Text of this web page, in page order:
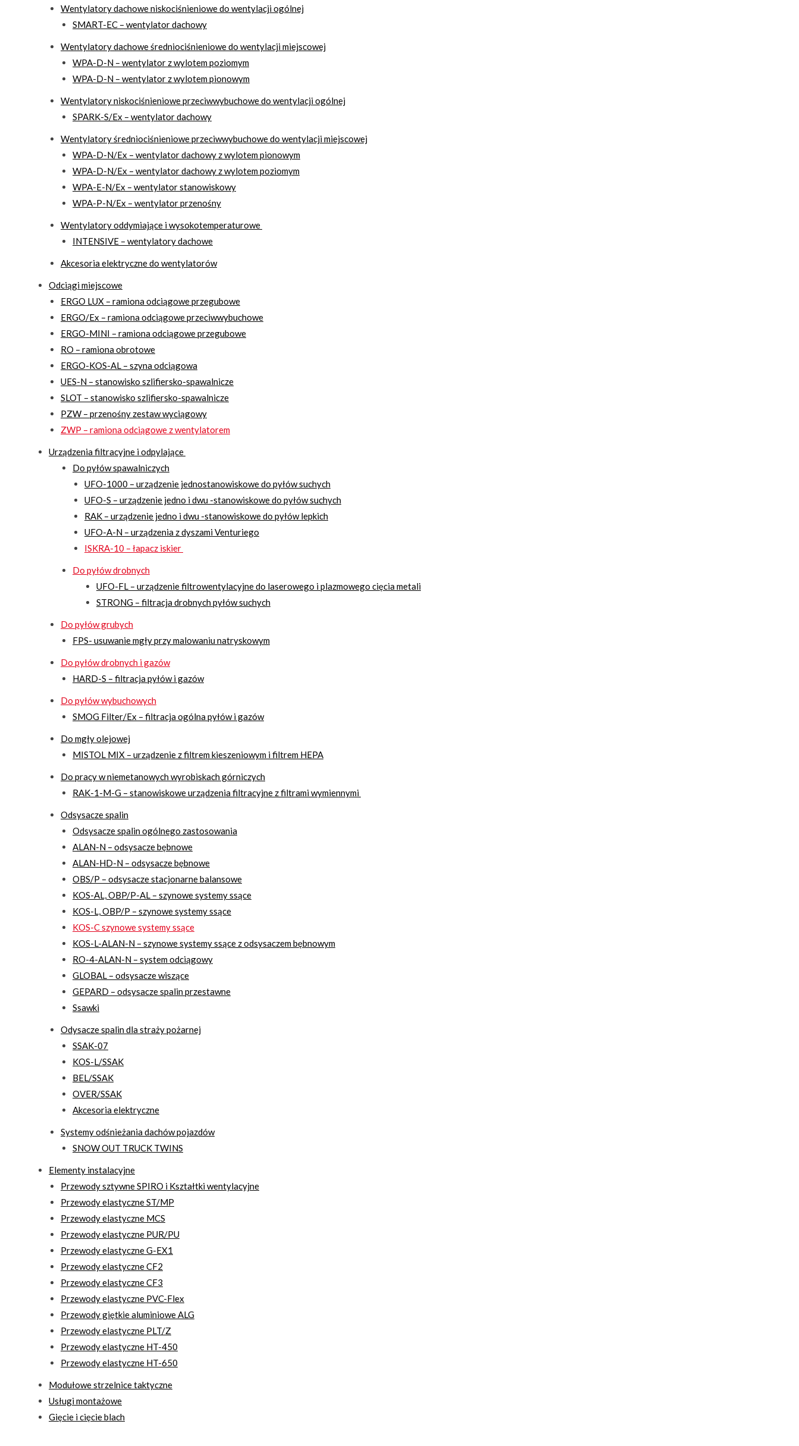
Wentylatory dachowe niskociśnieniowe do wentylacji ogólnej
SMART-EC – wentylator dachowy
Wentylatory dachowe średniociśnieniowe do wentylacji miejscowej
WPA-D-N – wentylator z wylotem poziomym
WPA-D-N – wentylator z wylotem pionowym
Wentylatory niskociśnieniowe przeciwwybuchowe do wentylacji ogólnej
SPARK-S/Ex – wentylator dachowy
Wentylatory średniociśnieniowe przeciwwybuchowe do wentylacji miejscowej
WPA-D-N/Ex – wentylator dachowy z wylotem pionowym
WPA-D-N/Ex – wentylator dachowy z wylotem poziomym
WPA-E-N/Ex – wentylator stanowiskowy
WPA-P-N/Ex – wentylator przenośny
Wentylatory oddymiające i wysokotemperaturowe
INTENSIVE – wentylatory dachowe
Akcesoria elektryczne do wentylatorów
Odciągi miejscowe
ERGO LUX – ramiona odciągowe przegubowe
ERGO/Ex – ramiona odciągowe przeciwwybuchowe
ERGO-MINI – ramiona odciągowe przegubowe
RO – ramiona obrotowe
ERGO-KOS-AL – szyna odciągowa
UES-N – stanowisko szlifiersko-spawalnicze
SLOT – stanowisko szlifiersko-spawalnicze
PZW – przenośny zestaw wyciągowy
ZWP – ramiona odciągowe z wentylatorem
Urządzenia filtracyjne i odpylające
Do pyłów spawalniczych
UFO-1000 – urządzenie jednostanowiskowe do pyłów suchych
UFO-S – urządzenie jedno i dwu -stanowiskowe do pyłów suchych
RAK – urządzenie jedno i dwu -stanowiskowe do pyłów lepkich
UFO-A-N – urządzenia z dyszami Venturiego
ISKRA-10 – łapacz iskier
Do pyłów drobnych
UFO-FL – urządzenie filtrowentylacyjne do laserowego i plazmowego cięcia metali
STRONG – filtracja drobnych pyłów suchych
Do pyłów grubych
FPS- usuwanie mgły przy malowaniu natryskowym
Do pyłów drobnych i gazów
HARD-S – filtracja pyłów i gazów
Do pyłów wybuchowych
SMOG Filter/Ex – filtracja ogólna pyłów i gazów
Do mgły olejowej
MISTOL MIX – urządzenie z filtrem kieszeniowym i filtrem HEPA
Do pracy w niemetanowych wyrobiskach górniczych
RAK-1-M-G – stanowiskowe urządzenia filtracyjne z filtrami wymiennymi
Odsysacze spalin
Odsysacze spalin ogólnego zastosowania
ALAN-N – odsysacze bębnowe
ALAN-HD-N – odsysacze bębnowe
OBS/P – odsysacze stacjonarne balansowe
KOS-AL, OBP/P-AL – szynowe systemy ssące
KOS-L, OBP/P – szynowe systemy ssące
KOS-C szynowe systemy ssące
KOS-L-ALAN-N – szynowe systemy ssące z odsysaczem bębnowym
RO-4-ALAN-N – system odciągowy
GLOBAL – odsysacze wiszące
GEPARD – odsysacze spalin przestawne
Ssawki
Odysacze spalin dla straży pożarnej
SSAK-07
KOS-L/SSAK
BEL/SSAK
OVER/SSAK
Akcesoria elektryczne
Systemy odśnieżania dachów pojazdów
SNOW OUT TRUCK TWINS
Elementy instalacyjne
Przewody sztywne SPIRO i Kształtki wentylacyjne
Przewody elastyczne ST/MP
Przewody elastyczne MCS
Przewody elastyczne PUR/PU
Przewody elastyczne G-EX1
Przewody elastyczne CF2
Przewody elastyczne CF3
Przewody elastyczne PVC-Flex
Przewody giętkie aluminiowe ALG
Przewody elastyczne PLT/Z
Przewody elastyczne HT-450
Przewody elastyczne HT-650
Modułowe strzelnice taktyczne
Usługi montażowe
Gięcie i cięcie blach